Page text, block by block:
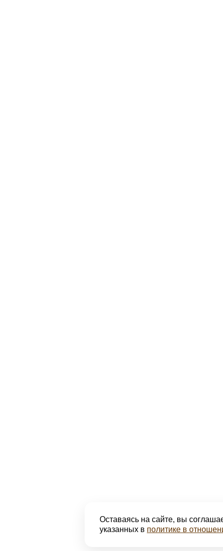
Оставаясь на сайте, вы
указанных в политике в